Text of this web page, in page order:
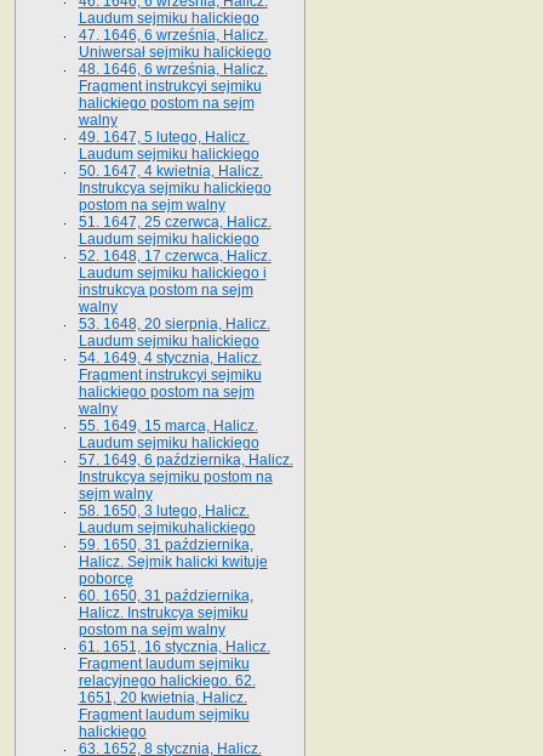
Laudum sejmiku halickiego
47. 1646, 6 września, Halicz.
Uniwersał sejmiku halickiego
48. 1646, 6 września, Halicz.
Fragment instrukcyi sejmiku
halickiego postom na sejm
walny
49. 1647, 5 lutego, Halicz.
Laudum sejmiku halickiego
50. 1647, 4 kwietnia, Halicz.
Instrukcya sejmiku halickiego
postom na sejm walny
51. 1647, 25 czerwca, Halicz.
Laudum sejmiku halickiego
52. 1648, 17 czerwca, Halicz.
Laudum sejmiku halickiego i
instrukcya postom na sejm
walny
53. 1648, 20 sierpnia, Halicz.
Laudum sejmiku halickiego
54. 1649, 4 stycznia, Halicz.
Fragment instrukcyi sejmiku
halickiego postom na sejm
walny
55. 1649, 15 marca, Halicz.
Laudum sejmiku halickiego
57. 1649, 6 października, Halicz.
Instrukcya sejmiku postom na
sejm walny
58. 1650, 3 lutego, Halicz.
Laudum sejmikuhalickiego
59. 1650, 31 października,
Halicz. Sejmik halicki kwituje
poborcę
60. 1650, 31 października,
Halicz. Instrukcya sejmiku
postom na sejm walny
61. 1651, 16 stycznia, Halicz.
Fragment laudum sejmiku
relacyjnego halickiego. 62.
1651, 20 kwietnia, Halicz.
Fragment laudum sejmiku
halickiego
63. 1652, 8 stycznia, Halicz.